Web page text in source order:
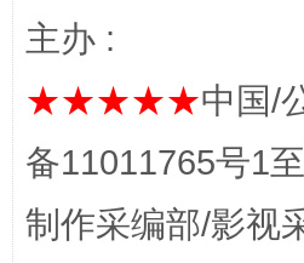
主办 :
★★★★★中国/
备11011765号1
制作采编部/影视